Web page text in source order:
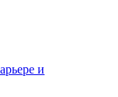
и